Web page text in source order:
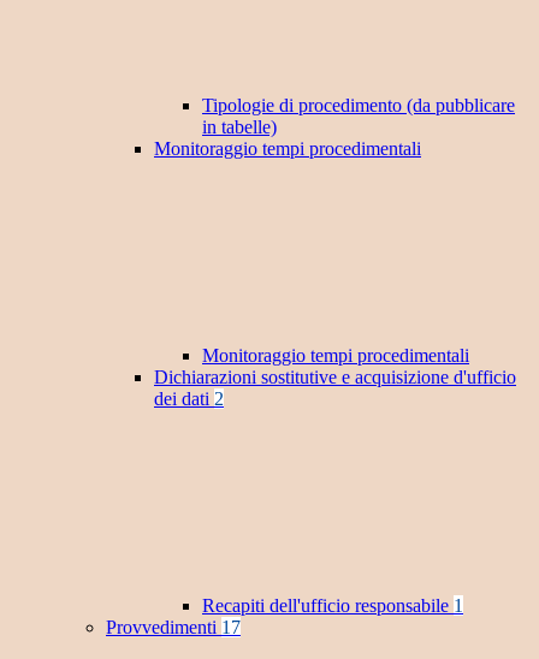
Tipologie di procedimento (da pubblicare
in tabelle)
Monitoraggio tempi procedimentali
Monitoraggio tempi procedimentali
Dichiarazioni sostitutive e acquisizione d'ufficio
dei dati 2
Recapiti dell'ufficio responsabile 1
Provvedimenti 17